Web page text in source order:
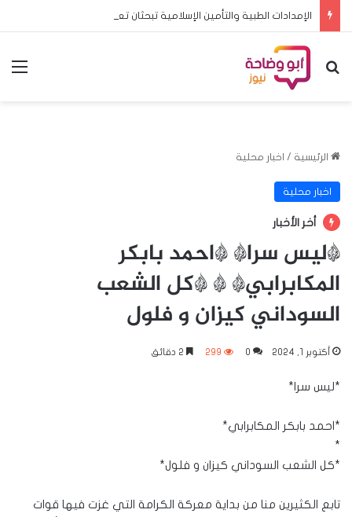
بحث عن
الرئيسية / اخبار محلية
اخبار محلية
أخر الأخبار
*ليس سرا* *احمد بابكر
المكابرابي* * *كل الشعب
السوداني كيزان و فلول
أكتوبر 1, 2024 0
299
*ليس سرا*
*احمد بابكر المكابرابي*
*
*كل الشعب السوداني كيزان و فلول*
تابع الكثيرين منا من بداية معركة الكرامة التي غزت فيها قوات